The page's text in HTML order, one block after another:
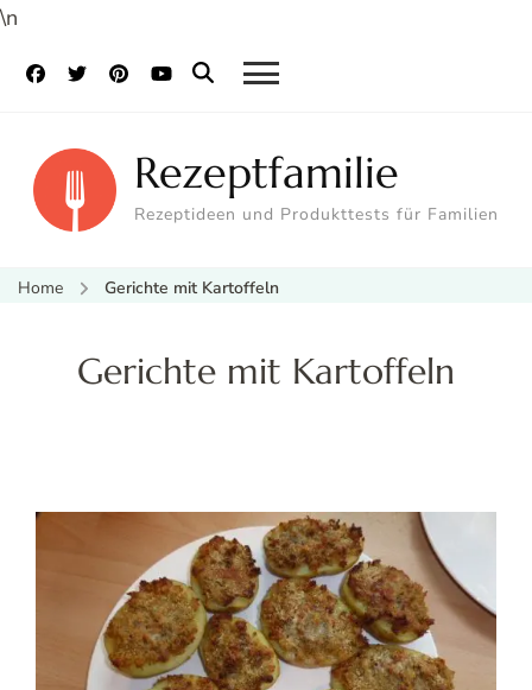
\n
Rezeptfamilie
Rezeptideen und Produkttests für Familien
Home Gerichte mit Kartoffeln
Gerichte mit Kartoffeln